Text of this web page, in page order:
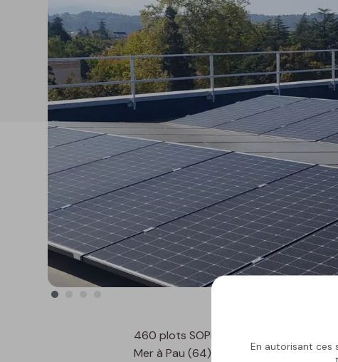
460 plots SOPRASOLAR Fix Evo Tilt
Mer à Pau (64).
En autorisant ces